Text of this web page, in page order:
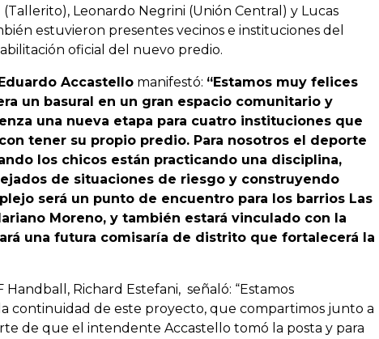
Leonardo Negrini (Unión Central) y Lucas
estuvieron presentes vecinos e instituciones del
oficial del nuevo predio.
Accastello manifestó: “Estamos muy felices
un basural en un gran espacio comunitario y
una nueva etapa para cuatro instituciones que
tener su propio predio. Para nosotros el deporte
los chicos están practicando una disciplina,
de situaciones de riesgo y construyendo
será un punto de encuentro para los barrios Las
Moreno, y también estará vinculado con la
una futura comisaría de distrito que fortalecerá la
Richard Estefani, señaló: “Estamos
continuidad de este proyecto, que compartimos junto a
de que el intendente Accastello tomó la posta y para